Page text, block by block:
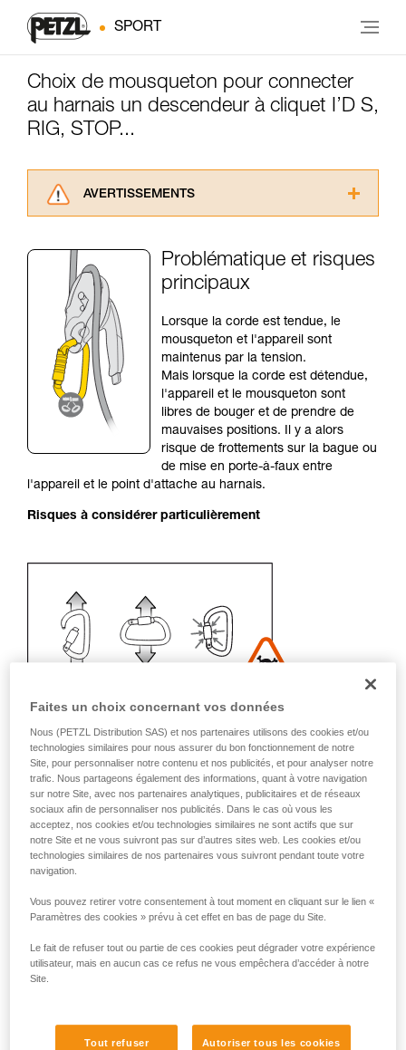
SPORT
Choix de mousqueton pour connecter
au harnais un descendeur à cliquet I’D S,
RIG, STOP...
AVERTISSEMENTS
consulter. Vous devez avoir compris les
informations de la notice technique pour
pouvoir comprendre ce complément
d’informations.
Maîtriser ces techniques nécessite une
formation et un entraînement spécifique. Validez
avec un professionnel votre capacité à refaire
la manipulation, seul, en toute sécurité, avant
de la reproduire en autonomie.
Nous donnons des exemples de techniques
liées à votre activité. Il peut en exister d’autres
que nous ne décrivons pas ici.
Problématique et risques
principaux
Lorsque la corde est tendue, le
mousqueton et l'appareil sont
maintenus par la tension.
Mais lorsque la corde est détendue,
l'appareil et le mousqueton sont
libres de bouger et de prendre de
mauvaises positions. Il y a alors
risque de frottements sur la bague ou
de mise en porte-à-faux entre
l'appareil et le point d'attache au harnais.
Risques à considérer particulièrement
Recommandation de mousqueton et
accessoires
- Utilisez un mousqueton Am'D et une barrette
CAPTIV.
- Choisissez le type de verrouillage selon votre
Faites un choix concernant vos données
Nous (PETZL Distribution SAS) et nos partenaires utilisons des cookies et/ou
technologies similaires pour nous assurer du bon fonctionnement de notre
Site, pour personnaliser notre contenu et nos publicités, et pour analyser notre
trafic. Nous partageons également des informations, quant à votre navigation
sur notre Site, avec nos partenaires analytiques, publicitaires et de réseaux
sociaux afin de personnaliser nos publicités. Dans le cas où vous les
acceptez, nos cookies et/ou technologies similaires ne sont actifs que sur
notre Site et ne vous suivront pas sur d’autres sites web. Les cookies et/ou
technologies similaires de nos partenaires vous suivront pendant toute votre
navigation.
Vous pouvez retirer votre consentement à tout moment en cliquant sur le lien «
Paramètres des cookies » prévu à cet effet en bas de page du Site.
Le fait de refuser tout ou partie de ces cookies peut dégrader votre expérience
utilisateur, mais en aucun cas ce refus ne vous empêchera d’accéder à notre
Site.
Tout refuser Autoriser tous les cookies